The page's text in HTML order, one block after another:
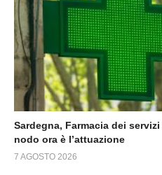
Sardegna, Farmacia dei
nodo ora è l’attuazione
7 AGOSTO 2026